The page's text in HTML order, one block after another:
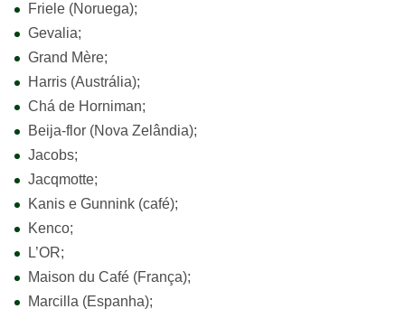
Friele (Noruega);
Gevalia;
Grand Mère;
Harris (Austrália);
Chá de Horniman;
Beija-flor (Nova Zelândia);
Jacobs;
Jacqmotte;
Kanis e Gunnink (café);
Kenco;
L’OR;
Maison du Café (França);
Marcilla (Espanha);